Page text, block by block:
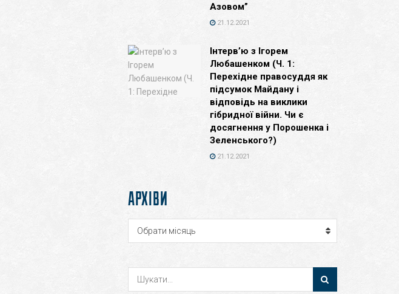
Азовом”
21.12.2021
Інтерв’ю з Ігорем
Любашенком (Ч. 1:
Перехідне правосуддя як
підсумок Майдану і
відповідь на виклики
гібридної війни. Чи є
досягнення у Порошенка і
Зеленського?)
21.12.2021
АРХІВИ
Архіви
Обрати місяць